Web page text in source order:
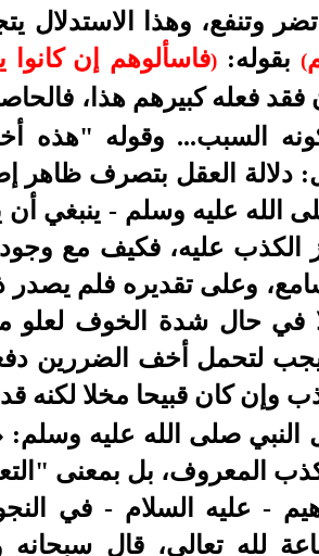
وتنفع، وهذا
( بقوله: )فاسألوهم إن كانوا
فقد فعله كبيرهم هذا،
السبب... وقوله "هذه
دلالة العقل بتصرف ظاهر
الله عليه وسلم - ينبغي أن
الكذب عليه، فكيف مع
وعلى تقديره فلم يصدر
في حال شدة الخوف لعلو
لتحمل أخف الضررين
وإن كان قبيحا مخلا
صلى الله عليه وسلم:
المعروف، بل بمعنى
- عليه السلام - في
لله تعالى، قال سبحانه